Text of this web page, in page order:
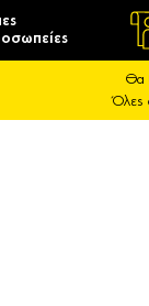
Θα
Όλες